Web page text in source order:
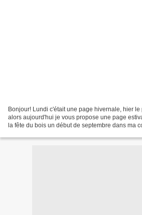
Bonjour! Lundi c'était une page hivernale, hier
alors aujourd'hui je vous propose une page
la fête du bois un début de septembre dans ma